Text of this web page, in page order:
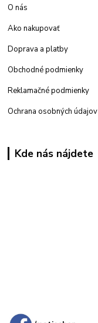
O nás
Ako nakupovať
Doprava a platby
Obchodné podmienky
Reklamačné podmienky
Ochrana osobných údajov
Kde nás nájdete